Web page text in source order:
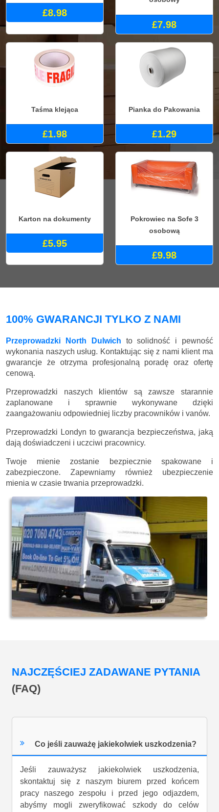
£8.98
£7.98
Taśma klejąca
£1.98
Pianka do Pakowania
£1.29
Karton na dokumenty
£5.95
Pokrowiec na Sofe 3
osobową
£9.98
100% GWARANCJI TYLKO Z NAMI
Przeprowadzki North Dulwich to solidność i pewność
wykonania naszych usług. Kontaktując się z nami klient ma
gwarancje że otrzyma profesjonalną poradę oraz ofertę
cenową.
Przeprowadzki naszych klientów są zawsze starannie
zaplanowane i sprawnie wykonywane dzięki
zaangażowaniu odpowiedniej liczby pracowników i vanów.
Przeprowadzki Londyn to gwarancja bezpieczeństwa, jaką
dają doświadczeni i uczciwi pracownicy.
Twoje mienie zostanie bezpiecznie spakowane i
zabezpieczone. Zapewniamy również ubezpieczenie
mienia w czasie trwania przeprowadzki.
NAJCZĘŚCIEJ ZADAWANE PYTANIA
(FAQ)
Co jeśli zauważę jakiekolwiek uszkodzenia?
Jeśli zauważysz jakiekolwiek uszkodzenia,
skontaktuj się z naszym biurem przed końcem
pracy naszego zespołu i przed jego odjazdem,
abyśmy mogli zweryfikować szkody do celów